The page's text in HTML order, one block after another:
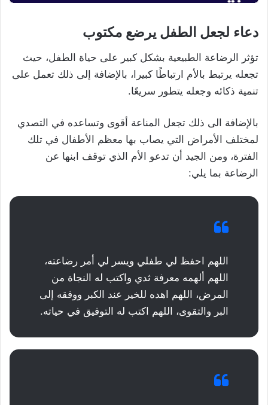
دعاء لجعل الطفل يرضع مكتوب
تؤثر الرضاعة الطبيعية بشكل كبير على حياة الطفل، حيث
تجعله يرتبط بالأم ارتباطًا كبيرا، بالإضافة إلى ذلك تعمل على
تنمية ذكائه وجعله يتطور سريعًا.
بالإضافة الى ذلك تجعل المناعة أقوى وتساعده في التصدي
لمختلف الأمراض التي يصاب بها معظم الأطفال في تلك
الفترة، ومن الجيد أن تدعو الأم الذي توقف ابنها عن
الرضاعة بما يلي:
اللهم احفظ لي طفلي ويسر لي أمر رضاعته،
اللهم ألهمه معرفة ثدي واكتب له النجاة من
المرض، اللهم اهده للخير عند الكبر ووفقه إلى
البر والتقوى، اللهم اكتب له التوفيق في حياته.